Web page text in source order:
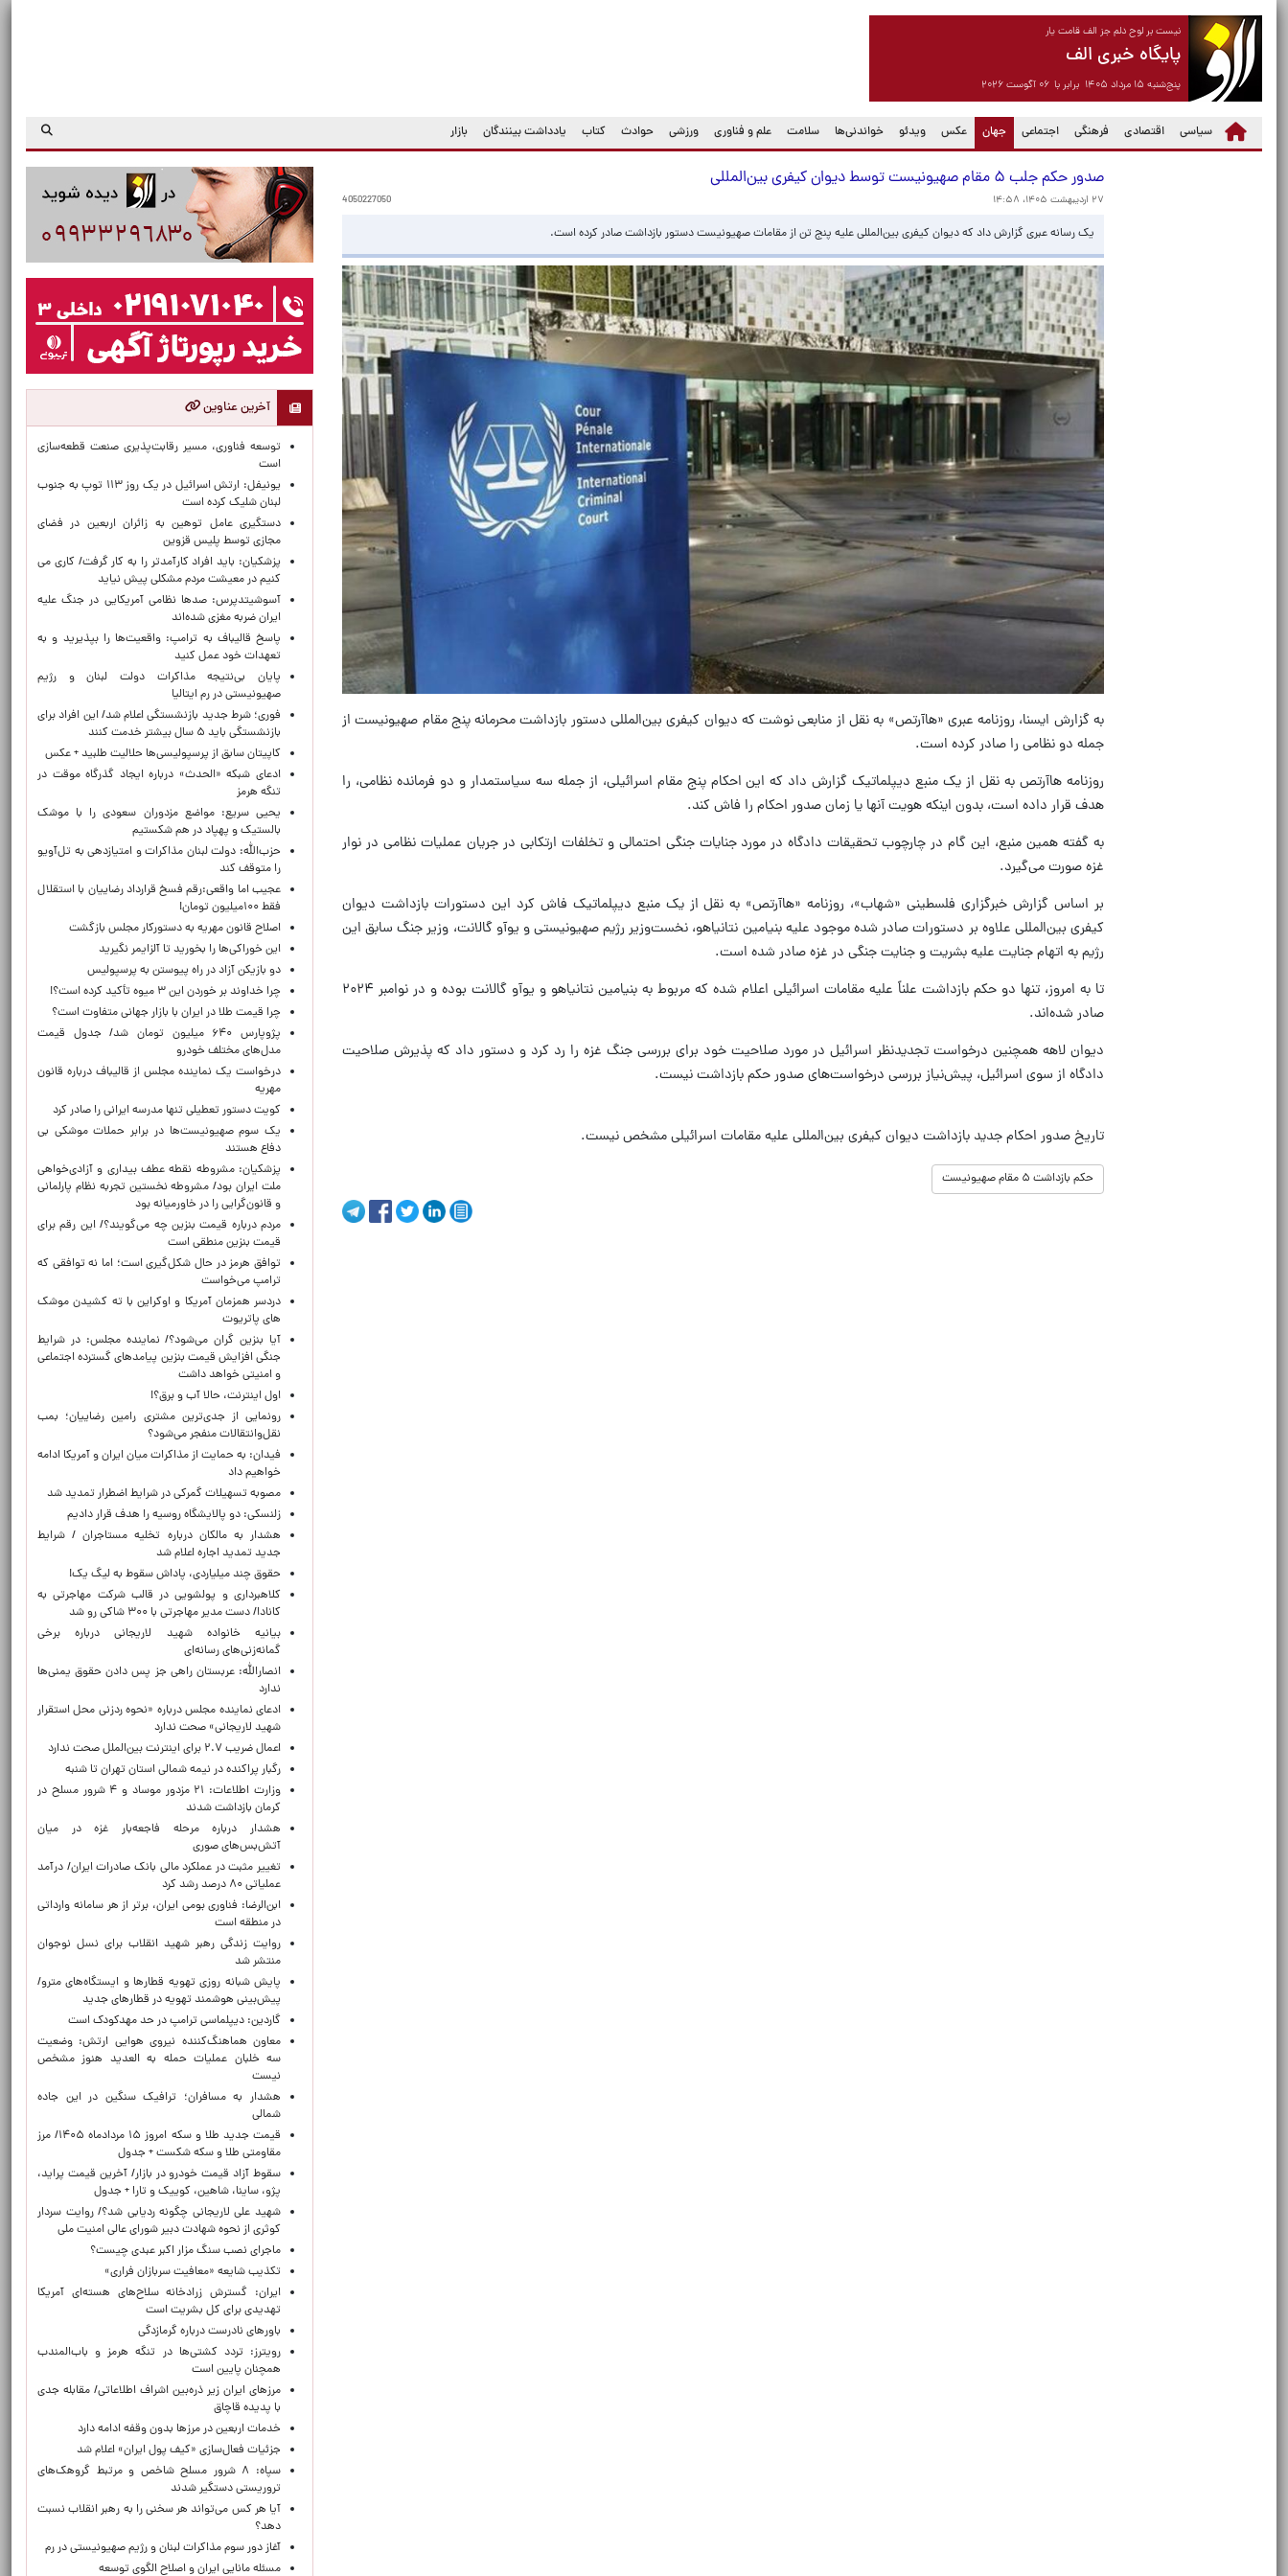
نیست بر لوح دلم جز الف قامت یار
پایگاه خبری الف
پنج‌شنبه ۱۵ مرداد ۱۴۰۵ برابر با ۰۶ آگوست ۲۰۲۶
سیاسی اقتصادی فرهنگی اجتماعی جهان
(current) عکس ویدئو خواندنی‌ها سلامت علم و فناوری ورزشی حوادث کتاب یادداشت بینندگان بازار
صدور حکم جلب ۵ مقام صهیونیست توسط دیوان کیفری بین‌المللی
۲۷ اردیبهشت ۱۴۰۵، ۱۴:۵۸ 4050227050
یک رسانه عبری گزارش داد که دیوان کیفری بین‌المللی علیه پنج تن از مقامات صهیونیست دستور بازداشت صادر کرده است.
به گزارش ایسنا، روزنامه عبری‌ «هاآرتص» به نقل از منابعی نوشت که دیوان کیفری بین‌المللی دستور بازداشت محرمانه پنج مقام صهیونیست از
جمله دو نظامی را صادر کرده است.
روزنامه هاآرتص به نقل از یک منبع دیپلماتیک گزارش داد که این احکام پنج مقام اسرائیلی، از جمله سه سیاستمدار و دو فرمانده نظامی، را
هدف قرار داده است، بدون اینکه هویت آنها یا زمان صدور احکام را فاش کند.
به گفته همین منبع، این گام در چارچوب تحقیقات دادگاه در مورد جنایات جنگی احتمالی و تخلفات ارتکابی در جریان عملیات نظامی در نوار
غزه صورت می‌گیرد.
بر اساس گزارش خبرگزاری فلسطینی «شهاب»، روزنامه «هاآرتص» به نقل از یک منبع دیپلماتیک فاش کرد این دستورات بازداشت دیوان
کیفری بین‌المللی علاوه بر دستورات صادر شده موجود علیه بنیامین نتانیاهو، نخست‌وزیر رژیم صهیونیستی و یوآو گالانت، وزیر جنگ سابق این
رژیم به اتهام جنایت علیه بشریت و جنایت جنگی در غزه صادر شده است.
تا به امروز، تنها دو حکم بازداشت علناً علیه مقامات اسرائیلی اعلام شده که مربوط به بنیامین نتانیاهو و یوآو گالانت بوده و در نوامبر ۲۰۲۴
صادر شده‌اند.
دیوان لاهه همچنین درخواست تجدیدنظر اسرائیل در مورد صلاحیت خود برای بررسی جنگ غزه را رد کرد و دستور داد که پذیرش صلاحیت
دادگاه از سوی اسرائیل، پیش‌نیاز بررسی درخواست‌های صدور حکم بازداشت نیست.
تاریخ صدور احکام جدید بازداشت دیوان کیفری بین‌المللی علیه مقامات اسرائیلی مشخص نیست.
حکم بازداشت ۵ مقام صهیونیست
آخرین عناوین
توسعه فناوری، مسیر رقابت‌پذیری صنعت قطعه‌سازی
است
یونیفل: ارتش اسرائیل در یک روز ۱۱۳ توپ به جنوب
لبنان شلیک کرده است
دستگیری عامل توهین به زائران اربعین در فضای
مجازی توسط پلیس قزوین
پزشکیان: باید افراد کارآمدتر را به کار گرفت/ کاری می
کنیم در معیشت مردم مشکلی پیش نیاید
آسوشیتدپرس: صدها نظامی آمریکایی در جنگ علیه
ایران ضربه مغزی شده‌اند
پاسخ قالیباف به ترامپ: واقعیت‌ها را بپذیرید و به
تعهدات خود عمل کنید
پایان بی‌نتیجه مذاکرات دولت لبنان و رژیم
صهیونیستی در رم ایتالیا
فوری؛ شرط جدید بازنشستگی اعلام شد/ این افراد برای
بازنشستگی باید ۵ سال بیشتر خدمت کنند
کاپیتان سابق از پرسپولیسی‌ها حلالیت طلبید + عکس
ادعای شبکه «الحدث» درباره ایجاد گذرگاه موقت در
تنگه هرمز
یحیی سریع: مواضع مزدوران سعودی را با موشک
بالستیک و پهپاد در هم شکستیم
حزب‌الله: دولت لبنان مذاکرات و امتیازدهی به تل‌آویو
را متوقف کند
عجیب اما واقعی:رقم فسخ قرارداد رضاییان با استقلال
فقط ۱۰۰میلیون تومان!
اصلاح قانون مهریه به دستورکار مجلس بازگشت
این خوراکی‌ها را بخورید تا آلزایمر نگیرید
دو بازیکن آزاد در راه پیوستن به پرسپولیس
چرا خداوند بر خوردن این ۳ میوه تأکید کرده است؟!
چرا قیمت طلا در ایران با بازار جهانی متفاوت است؟
پژوپارس ۶۴۰ میلیون تومان شد/ جدول قیمت
مدل‌های مختلف خودرو
درخواست یک نماینده مجلس از قالیباف درباره قانون
مهریه
کویت دستور تعطیلی تنها مدرسه ایرانی را صادر کرد
یک‌ سوم صهیونیست‌ها در برابر حملات موشکی بی
دفاع هستند
پزشکیان: مشروطه نقطه عطف بیداری و آزادی‌خواهی
ملت ایران بود/ مشروطه نخستین تجربه نظام پارلمانی
و قانون‌گرایی را در خاورمیانه بود
مردم درباره قیمت بنزین چه می‌گویند؟/ این رقم برای
قیمت بنزین منطقی است
توافق هرمز در حال شکل‌گیری است؛ اما نه توافقی که
ترامپ می‌خواست
دردسر همزمان آمریکا و اوکراین با ته کشیدن موشک
های پاتریوت
آیا بنزین گران می‌شود؟/ نماینده مجلس: در شرایط
جنگی افزایش قیمت بنزین پیامدهای گسترده اجتماعی
و امنیتی خواهد داشت
اول اینترنت، حالا آب و برق؟!
رونمایی از جدی‌ترین مشتری رامین رضاییان؛ بمب
نقل‌وانتقالات منفجر می‌شود؟
فیدان: به حمایت از مذاکرات میان ایران و آمریکا ادامه
خواهیم داد
مصوبه تسهیلات گمرکی در شرایط اضطرار تمدید شد
زلنسکی: دو پالایشگاه روسیه را هدف قرار دادیم
هشدار به مالکان درباره تخلیه مستاجران / شرایط
جدید تمدید اجاره اعلام شد
حقوق چند میلیاردی، پاداش سقوط به لیگ یک!
کلاهبرداری و پولشویی در قالب شرکت مهاجرتی به
کانادا/ دست مدیر مهاجرتی با ۳۰۰ شاکی رو شد
بیانیه خانواده شهید لاریجانی درباره برخی
گمانه‌زنی‌های رسانه‌ای
انصارالله: عربستان راهی جز پس دادن حقوق یمنی‌ها
ندارد
ادعای نماینده مجلس درباره «نحوه ردزنی محل استقرار
شهید لاریجانی» صحت ندارد
اعمال ضریب ۲.۷ برای اینترنت بین‌الملل صحت ندارد
رگبار پراکنده در نیمه شمالی استان تهران تا شنبه
وزارت اطلاعات: ۲۱ مزدور موساد و ۴ شرور مسلح در
کرمان بازداشت شدند
هشدار درباره مرحله فاجعه‌بار غزه در میان
آتش‌بس‌های صوری
تغییر مثبت در عملکرد مالی بانک صادرات ایران/ درآمد
عملیاتی ۸۰ درصد رشد کرد
ابن‌الرضا: فناوری بومی ایران، برتر از هر سامانه وارداتی
در منطقه است
روایت زندگی رهبر شهید انقلاب برای نسل نوجوان
منتشر شد
پایش شبانه روزی تهویه قطارها و ایستگاه‌های مترو/
پیش‌بینی هوشمند تهویه در قطارهای جدید
گاردین: دیپلماسی ترامپ در حد مهدکودک است
معاون هماهنگ‌کننده نیروی هوایی ارتش: وضعیت
سه خلبان عملیات حمله به العدید هنوز مشخص
نیست
هشدار به مسافران؛ ترافیک سنگین در این جاده
شمالی
قیمت جدید طلا و سکه امروز ۱۵ مردادماه ۱۴۰۵/ مرز
مقاومتی طلا و سکه شکست + جدول
سقوط آزاد قیمت خودرو در بازار/ آخرین قیمت پراید،
پژو، ساینا، شاهین، کوییک و تارا + جدول
شهید علی لاریجانی چگونه ردیابی شد؟/ روایت سردار
کوثری از نحوه شهادت دبیر شورای عالی امنیت ملی
ماجرای نصب سنگ مزار اکبر عبدی چیست؟
تکذیب شایعه «معافیت سربازان فراری»
ایران: گسترش زرادخانه سلاح‌های هسته‌ای آمریکا
تهدیدی برای کل بشریت است
باورهای نادرست درباره گرمازدگی
رویترز: تردد کشتی‌ها در تنگه هرمز و باب‌المندب
همچنان پایین است
مرزهای ایران زیر ذره‌بین اشراف اطلاعاتی/ مقابله جدی
با پدیده قاچاق
خدمات اربعین در مرزها بدون وقفه ادامه دارد
جزئیات فعال‌سازی «کیف پول ایران» اعلام شد
سپاه: ۸ شرور مسلح شاخص و مرتبط گروهک‌های
تروریستی دستگیر شدند
آیا هر کس می‌تواند هر سخنی را به رهبر انقلاب نسبت
دهد؟
آغاز دور سوم مذاکرات لبنان و رژیم صهیونیستی در رم
مسئله مانایی ایران و اصلاح الگوی توسعه